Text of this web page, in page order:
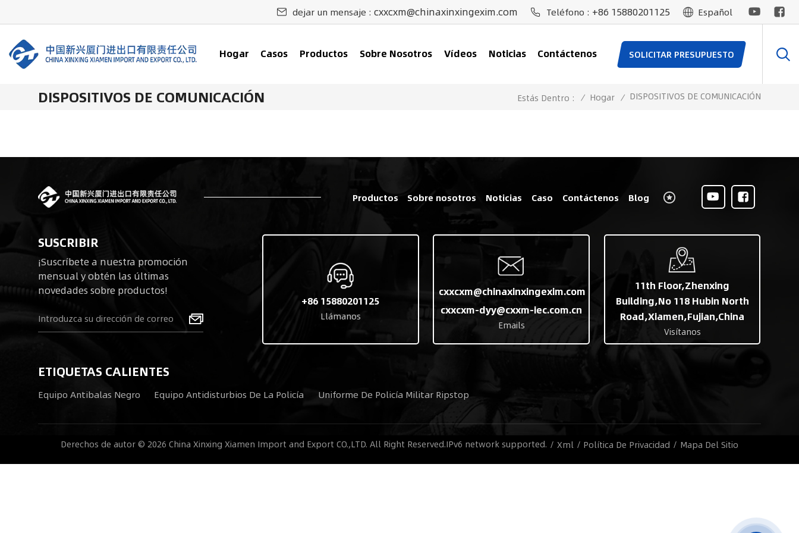
dejar un mensaje : cxxcxm@chinaxinxingexim.com Teléfono : +86 15880201125 Español
Hogar Casos Productos Sobre Nosotros Vídeos Noticias Contáctenos SOLICITAR PRESUPUESTO
DISPOSITIVOS DE COMUNICACIÓN Estás Dentro : / Hogar / DISPOSITIVOS DE COMUNICACIÓN
Productos Sobre nosotros Noticias Caso Contáctenos Blog
SUSCRIBIR
¡Suscríbete a nuestra promoción
mensual y obtén las últimas
novedades sobre productos!
+86 15880201125
Llámanos
cxxcxm@chinaxinxingexim.com
cxxcxm-dyy@cxxm-iec.com.cn
Emails
11th Floor,Zhenxing
Building,No 118 Hubin North
Road,Xiamen,Fujian,China
Visítanos
ETIQUETAS CALIENTES
Equipo Antibalas Negro Equipo Antidisturbios De La Policía Uniforme De Policía Militar Ripstop
Derechos de autor © 2026 China Xinxing Xiamen Import and Export CO.,LTD. All Right Reserved.IPv6 network supported. / Xml / Política De Privacidad / Mapa Del Sitio